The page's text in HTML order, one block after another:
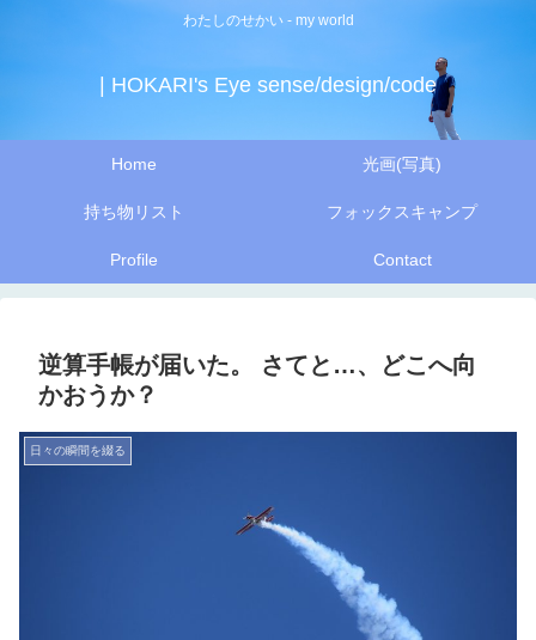
わたしのせかい - my world
| HOKARI's Eye sense/design/code
Home 光画(写真)
持ち物リスト フォックスキャンプ
Profile Contact
逆算手帳が届いた。 さてと…、どこへ向
かおうか？
日々の瞬間を綴る